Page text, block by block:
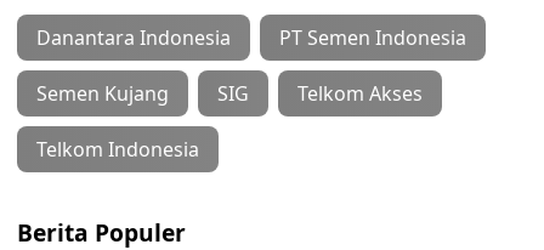
Danantara Indonesia PT Semen Indonesia
Semen Kujang SIG Telkom Akses
Telkom Indonesia
Berita Populer